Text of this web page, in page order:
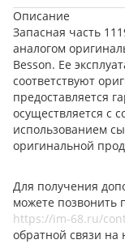
Описание
Запасная часть
аналогом
Besson. Ее
соответствуют
предоставляется
осуществляется с
использованием
оригинальной
Для получения
можете позвонить
https://im-68.ru/
обратной связи на